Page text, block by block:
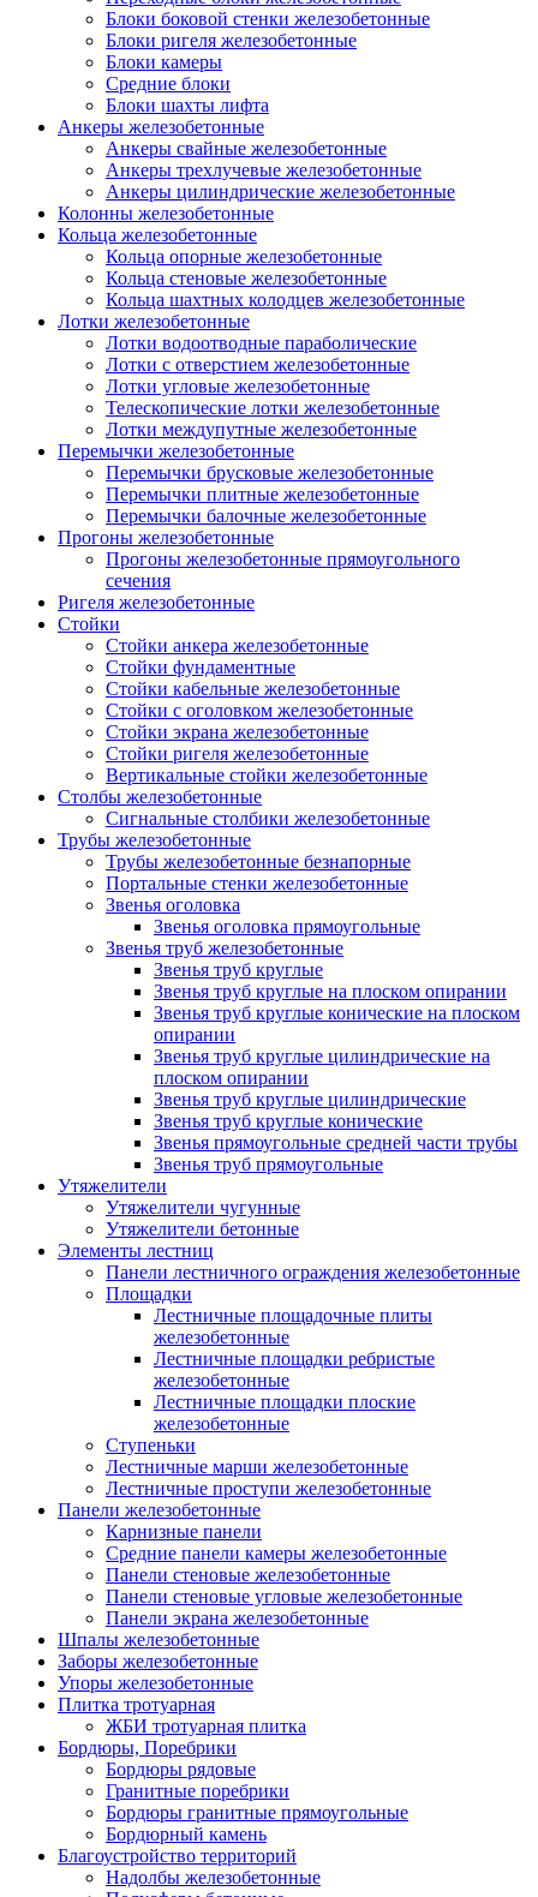
Блоки боковой стенки железобетонные
Блоки ригеля железобетонные
Блоки камеры
Средние блоки
Блоки шахты лифта
Анкеры железобетонные
Анкеры свайные железобетонные
Анкеры трехлучевые железобетонные
Анкеры цилиндрические железобетонные
Колонны железобетонные
Кольца железобетонные
Кольца опорные железобетонные
Кольца стеновые железобетонные
Кольца шахтных колодцев железобетонные
Лотки железобетонные
Лотки водоотводные параболические
Лотки с отверстием железобетонные
Лотки угловые железобетонные
Телескопические лотки железобетонные
Лотки междупутные железобетонные
Перемычки железобетонные
Перемычки брусковые железобетонные
Перемычки плитные железобетонные
Перемычки балочные железобетонные
Прогоны железобетонные
Прогоны железобетонные прямоугольного
сечения
Ригеля железобетонные
Стойки
Стойки анкера железобетонные
Стойки фундаментные
Стойки кабельные железобетонные
Стойки с оголовком железобетонные
Стойки экрана железобетонные
Стойки ригеля железобетонные
Вертикальные стойки железобетонные
Столбы железобетонные
Сигнальные столбики железобетонные
Трубы железобетонные
Трубы железобетонные безнапорные
Портальные стенки железобетонные
Звенья оголовка
Звенья оголовка прямоугольные
Звенья труб железобетонные
Звенья труб круглые
Звенья труб круглые на плоском опирании
Звенья труб круглые конические на плоском
опирании
Звенья труб круглые цилиндрические на
плоском опирании
Звенья труб круглые цилиндрические
Звенья труб круглые конические
Звенья прямоугольные средней части трубы
Звенья труб прямоугольные
Утяжелители
Утяжелители чугунные
Утяжелители бетонные
Элементы лестниц
Панели лестничного ограждения железобетонные
Площадки
Лестничные площадочные плиты
железобетонные
Лестничные площадки ребристые
железобетонные
Лестничные площадки плоские
железобетонные
Ступеньки
Лестничные марши железобетонные
Лестничные проступи железобетонные
Панели железобетонные
Карнизные панели
Средние панели камеры железобетонные
Панели стеновые железобетонные
Панели стеновые угловые железобетонные
Панели экрана железобетонные
Шпалы железобетонные
Заборы железобетонные
Упоры железобетонные
Плитка тротуарная
ЖБИ тротуарная плитка
Бордюры, Поребрики
Бордюры рядовые
Гранитные поребрики
Бордюры гранитные прямоугольные
Бордюрный камень
Благоустройство территорий
Надолбы железобетонные